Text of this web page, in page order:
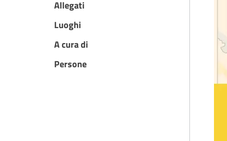
Allegati
Luoghi
A cura di
Persone